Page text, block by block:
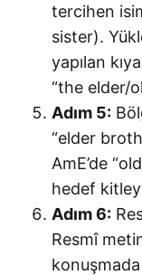
tercihen
sister).
yapılan
“the elder/
Adım 5:
“elder
AmE’de
hedef
Adım 6:
Resmî
konuşmada